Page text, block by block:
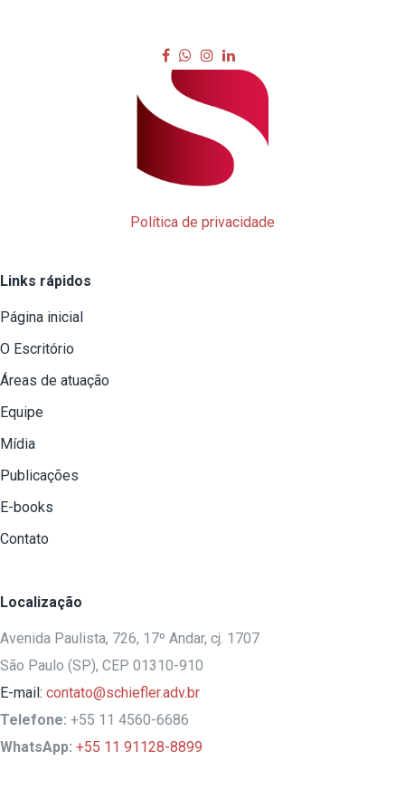
Política de privacidade
Links rápidos
Página inicial
O Escritório
Áreas de atuação
Equipe
Mídia
Publicações
E-books
Contato
Localização
Avenida Paulista, 726, 17º Andar, cj. 1707
São Paulo (SP), CEP 01310-910
E-mail: contato@schiefler.adv.br
Telefone: +55 11 4560-6686
WhatsApp: +55 11 91128-8899